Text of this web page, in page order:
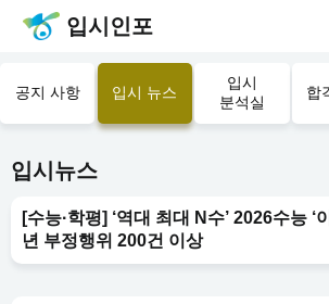
입시인포
공지 사항 입시 뉴스
입시
분석실
합
입시뉴스
[수능·학평] ‘역대 최대 N수’ 2026수능 ‘
년 부정행위 200건 이상